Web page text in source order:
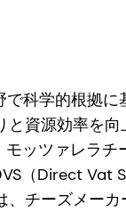
科学的根拠に
と資源効率を
ッツァレラチ
（Direct Vat
、チーズメー